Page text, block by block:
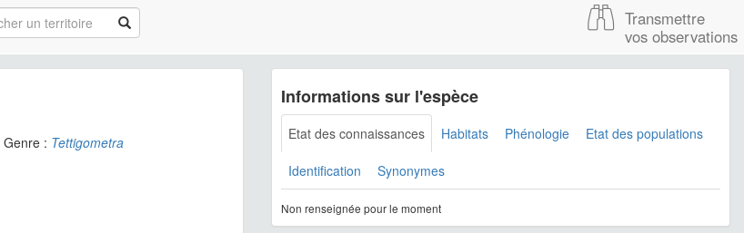
Transmettre
vos observations
Genre : Tettigometra
Informations sur l'espèce
Etat des connaissances Habitats Phénologie Etat des populations
Identification Synonymes
Non renseignée pour le moment